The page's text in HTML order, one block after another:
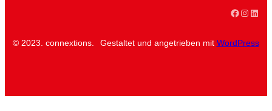
Facebook
© 2023. connextions. Gestaltet und angetrieben mit WordPress